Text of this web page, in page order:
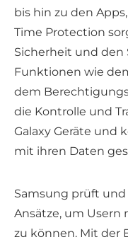
bis hin zu den
Time Protection
Sicherheit und den
Funktionen wie
dem
die Kontrolle und
Galaxy Geräte und
mit ihren Daten
Samsung prüft
Ansätze, um
zu können. Mit der